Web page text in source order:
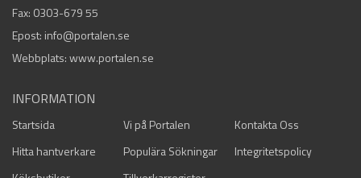
Fax: 0303-679 55
Epost: info@portalen.se
Webbplats: www.portalen.se
INFORMATION
Startsida Vi på Portalen
Kontakta Oss
Hitta hantverkare
Populära Sökningar
Integritetspolicy